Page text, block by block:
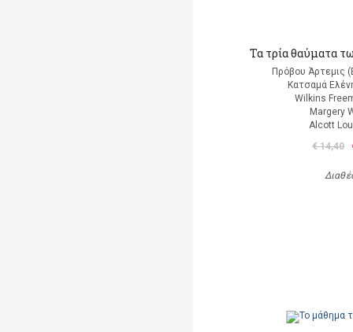
Τα τρία θαύματα
Πρόβου Άρτεμις
Κατσαμά
Wilkins
Margery
Alcott
€ 14,40